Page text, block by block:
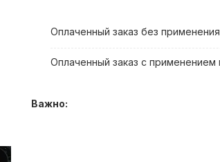
Оплаченный заказ без
Оплаченный заказ с
Важно: